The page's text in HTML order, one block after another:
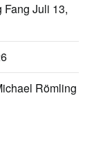
Fang Juli 13,
Römling